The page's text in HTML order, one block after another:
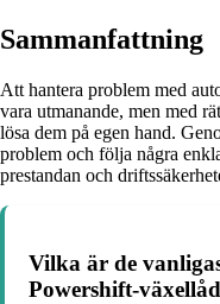
Sammanfattning
Att hantera problem med
vara utmanande, men med
lösa dem på egen hand.
problem och följa några
prestandan och
Vilka är de
Powershift-